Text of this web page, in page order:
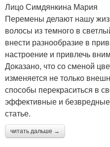
Лицо Симдянкина Мария
Перемены делают нашу
волосы из темного в
внести разнообразие в
настроение и привлечь
Доказано, что со сменой
изменяется не только
способы перекраситься в
эффективные и
статье.
читать дальше →